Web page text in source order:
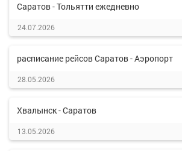
Саратов - Тольятти ежедневно
24.07.2026
расписание рейсов Саратов - Аэропорт
28.05.2026
Хвалынск - Саратов
13.05.2026